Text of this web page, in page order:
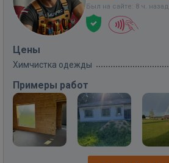
Был на сайте: 8 ч. назад
Цены
Химчистка одежды
Примеры работ